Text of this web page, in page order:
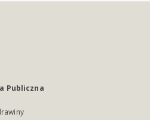
Publiczna